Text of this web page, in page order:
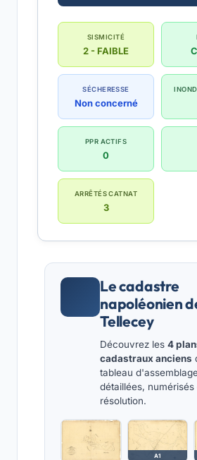
SISMICITÉ
2 - FAIBLE
SÉCHERESSE
Non concerné
PPR ACTIFS
0
ARRÊTÉS CATNAT
3
Le cadastre
napoléonien
Tellecey
Découvrez les 4
cadastraux anciens
tableau
détaillées,
résolution.
A1